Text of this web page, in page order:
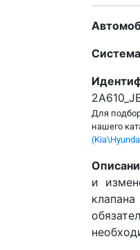
Для
нашего
и